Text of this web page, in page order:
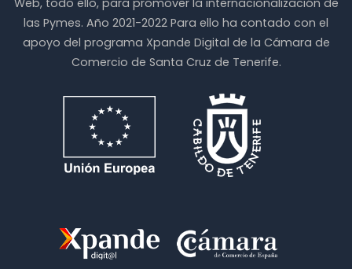
las Pymes. Año 2021-2022 Para ello ha contado con el
apoyo del programa Xpande Digital de la Cámara de
Comercio de Santa Cruz de Tenerife.